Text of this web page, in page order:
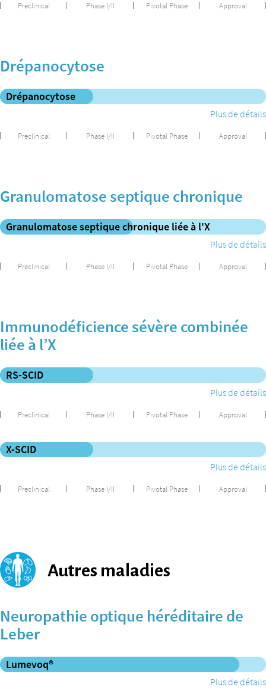
Preclinical Phase I/II Pivotal Phase Approval
Drépanocytose
Drépanocytose
Plus de détails
Preclinical Phase I/II Pivotal Phase Approval
Granulomatose septique chronique
Granulomatose septique chronique liée à l'X
Plus de détails
Preclinical Phase I/II Pivotal Phase Approval
Immunodéficience sévère combinée
liée à l’X
RS-SCID
Plus de détails
Preclinical Phase I/II Pivotal Phase Approval
X-SCID
Plus de détails
Preclinical Phase I/II Pivotal Phase Approval
Autres maladies
Neuropathie optique héréditaire de
Leber
Lumevoq®
Plus de détails